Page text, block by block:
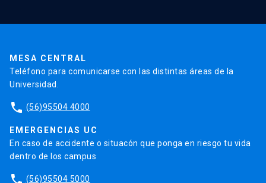
MESA CENTRAL
Teléfono para comunicarse con las distintas áreas de la
Universidad.
phone (56)95504 4000
EMERGENCIAS UC
En caso de accidente o situacón que ponga en riesgo tu vida
dentro de los campus
phone (56)95504 5000